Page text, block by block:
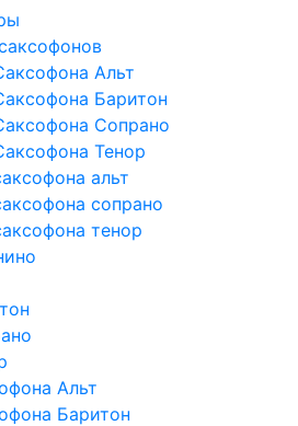
Альт
Баритон
Сопрано
Тенор
альт
сопрано
тенор
Альт
Баритон